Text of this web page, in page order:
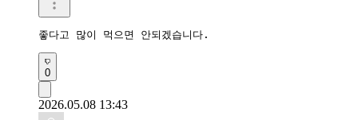
좋다고 많이 먹으면 안되겠습니다.
0
2026.05.08 13:43